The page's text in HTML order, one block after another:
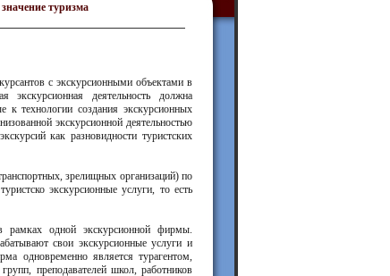
туризма
с экскурсионными объектами в
экскурсионная деятельность должна
к технологии создания экскурсионных
экскурсионной деятельностью
как разновидности туристских
зрелищных организаций) по
экскурсионные услуги, то есть
рамках одной экскурсионной фирмы.
свои экскурсионные услуги и
одновременно является турагентом,
преподавателей школ, работников